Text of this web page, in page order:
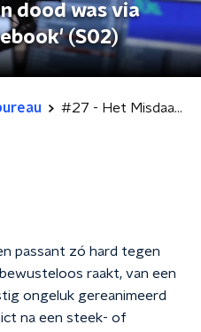
dood was via
(S02)
#27 - Het Misdaadbureau: 'Ik zag dat mijn vriendin dood was via een foto op Facebook' (S02)
passant zó hard tegen
raakt, van een
ongeluk gereanimeerd
na een steek- of